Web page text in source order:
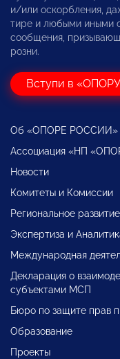
и/или оскорбления,
тире и любыми иными
сообщения,
розни.
Вступи в
Об «ОПОРЕ РОССИИ»
Ассоциация «НП
Новости
Комитеты и Комиссии
Региональное развитие
Экспертиза и
Международная
Декларация о
субъектами МСП
Бюро по защите прав
Образование
Проекты